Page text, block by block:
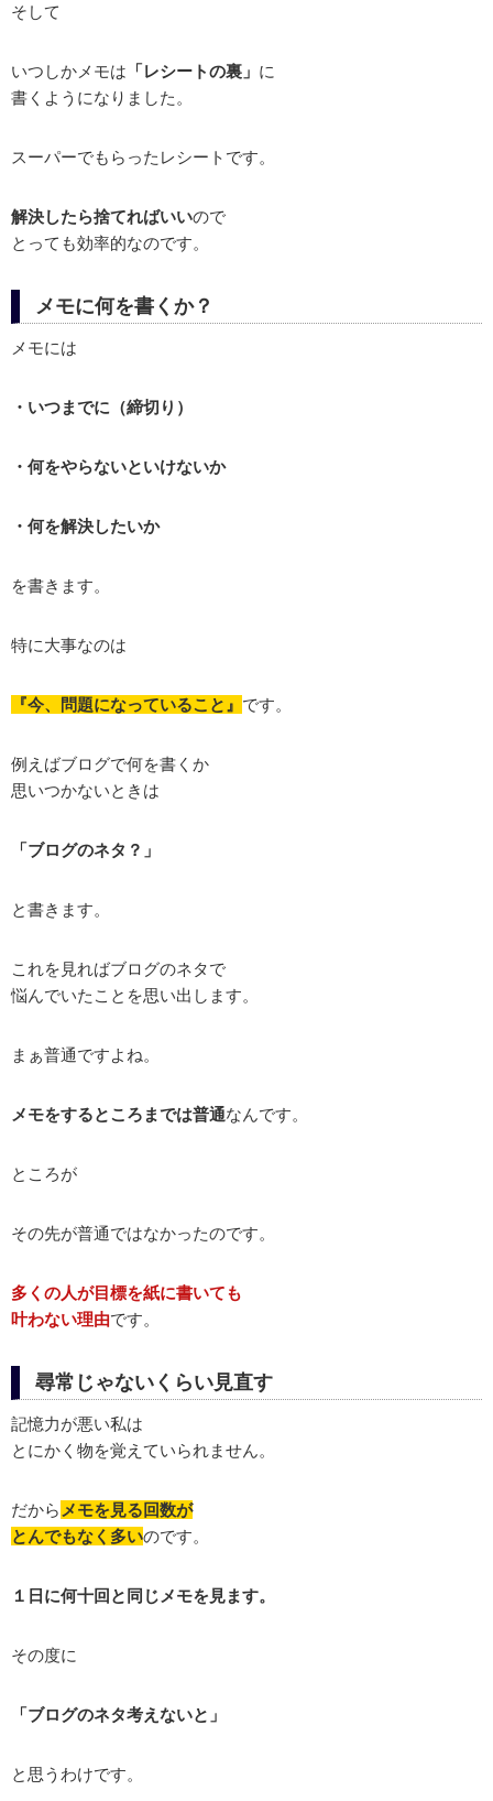
そして
いつしかメモは 「レシートの裏」 に
書くようになりました。
スーパーでもらったレシートです。
解決したら捨てればいいので
とっても効率的なのです。
メモに何を書くか？
メモには
・いつまでに（締切り）
・何をやらないといけないか
・何を解決したいか
を書きます。
特に大事なのは
『今、問題になっていること』 です。
例えばブログで何を書くか
思いつかないときは
「ブログのネタ？」
と書きます。
これを見ればブログのネタで
悩んでいたことを思い出します。
まぁ普通ですよね。
メモをするところまでは普通なんです。
ところが
その先が普通ではなかったのです。
多くの人が目標を紙に書いても
叶わない理由です。
尋常じゃないくらい見直す
記憶力が悪い私は
とにかく物を覚えていられません。
だから メモを見る回数が
とんでもなく多いのです。
１日に何十回と同じメモを見ます。
その度に
「ブログのネタ考えないと」
と思うわけです。